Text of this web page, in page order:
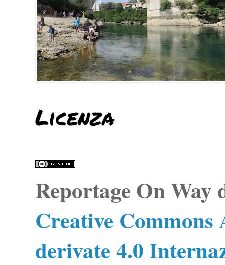
Licenza
Reportage On Way
Creative
derivate 4.0